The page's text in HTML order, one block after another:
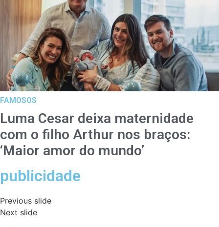
FAMOSOS
Luma Cesar deixa maternidade
com o filho Arthur nos braços:
‘Maior amor do mundo’
publicidade
Previous slide
Next slide